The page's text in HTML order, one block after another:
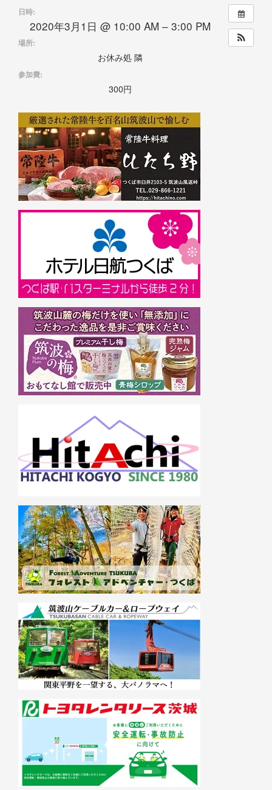
日時:
2020年3月1日 @ 10:00 AM – 3:00 PM
場所:
お休み処 隣
参加費:
300円